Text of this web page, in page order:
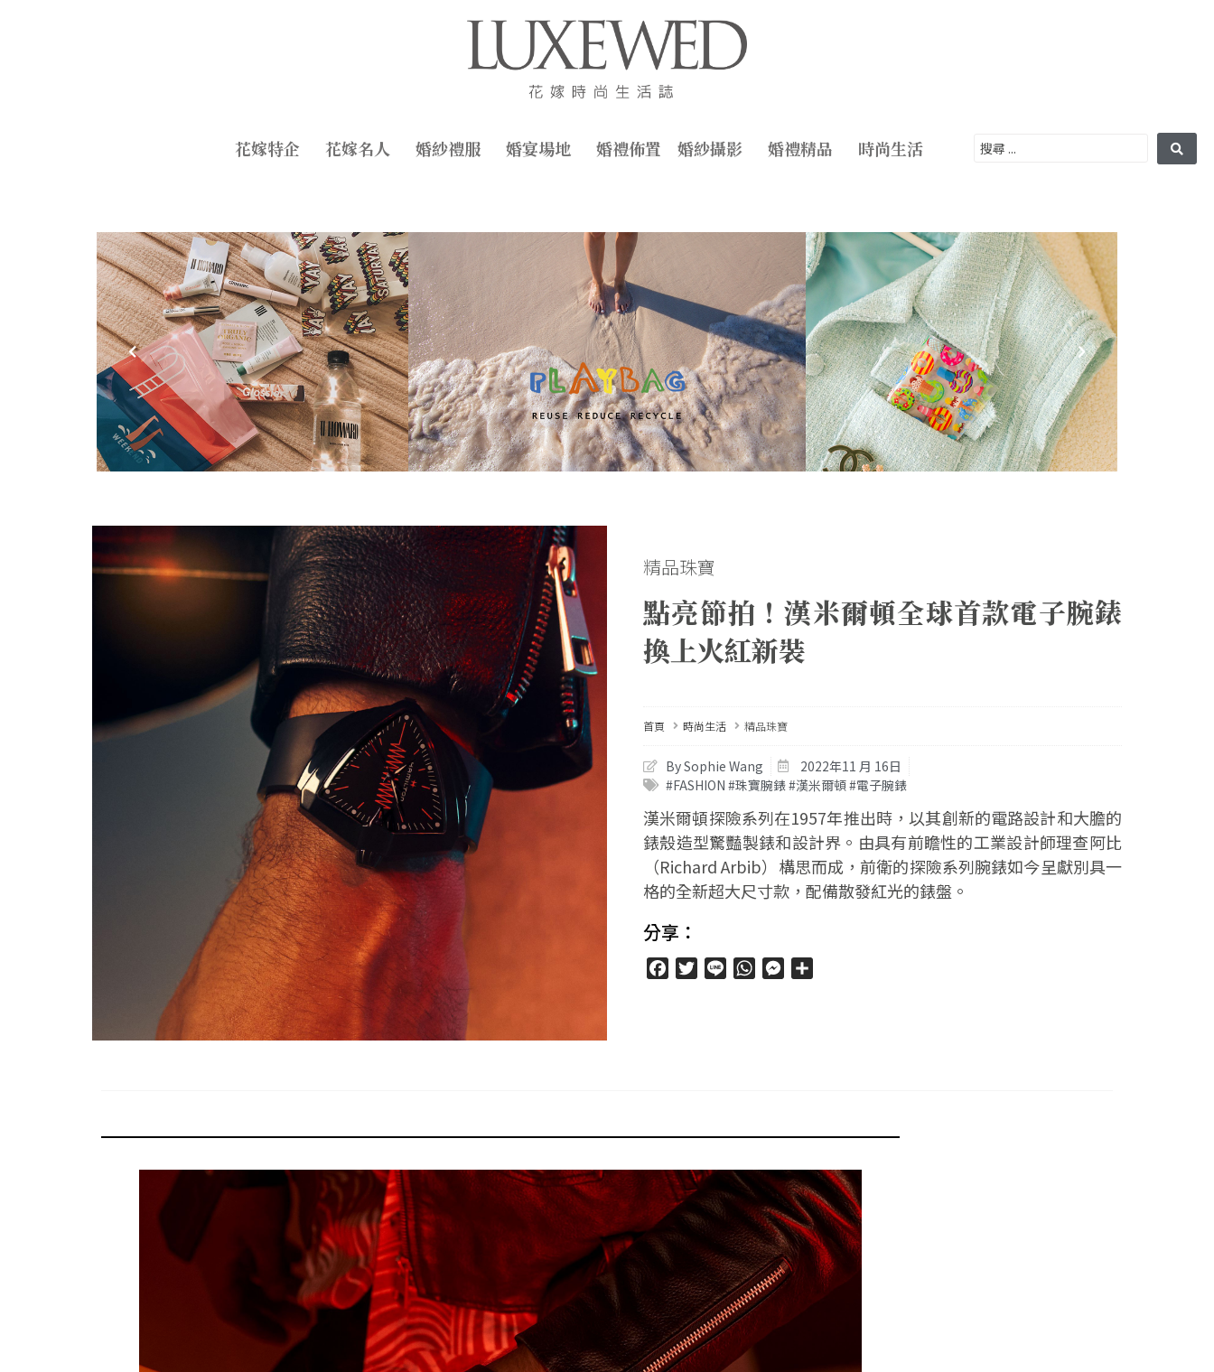
花嫁特企 花嫁名人 婚紗禮服 婚宴場地 婚禮佈置 婚紗攝影 婚禮精品 時尚生活
精品珠寶
點亮節拍！漢米爾頓全球首款電子腕錶
換上火紅新裝
首頁 時尚生活 精品珠寶
By Sophie Wang
2022年11 月 16日
#FASHION #珠寶腕錶 #漢米爾頓 #電子腕錶
漢米爾頓探險系列在1957年推出時，以其創新的電路設計和大膽的
錶殼造型驚豔製錶和設計界。由具有前瞻性的工業設計師理查阿比
（Richard Arbib）構思而成，前衛的探險系列腕錶如今呈獻別具一
格的全新超大尺寸款，配備散發紅光的錶盤。
分享：
FacebookTwitter
Line WhatsAppMessenger